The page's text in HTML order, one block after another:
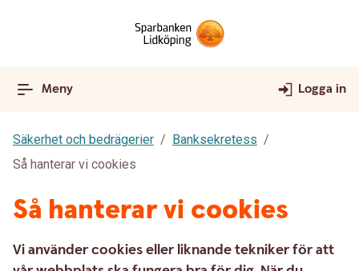
Meny Logga in
Säkerhet och bedrägerier
Banksekretess
Så hanterar vi cookies
Så hanterar vi cookies
Vi använder cookies eller liknande tekniker för att